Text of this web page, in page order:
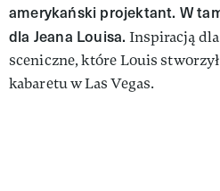
amerykański projektant. W
dla Jeana Louisa. Inspiracją
sceniczne, które Louis
kabaretu w Las Vegas.